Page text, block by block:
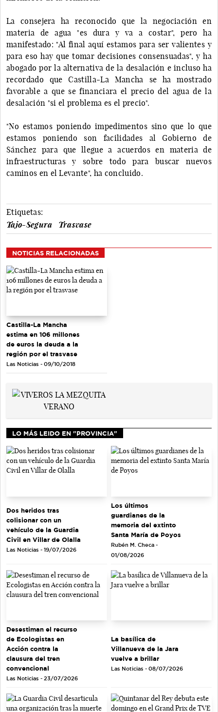
La consejera ha reconocido que la negociación en
materia de agua "es dura y va a costar", pero ha
manifestado: "Al final aquí estamos para ser valientes y
para eso hay que tomar decisiones consensuadas", y ha
abogado por la alternativa de la desalación e incluso ha
recordado que Castilla-La Mancha se ha mostrado
favorable a que se financiara el precio del agua de la
desalación "si el problema es el precio".
"No estamos poniendo impedimentos sino que lo que
estamos poniendo son facilidades al Gobierno de
Sánchez para que llegue a acuerdos en materia de
infraestructuras y sobre todo para buscar nuevos
caminos en el Levante", ha concluido.
Etiquetas:
Tajo-Segura
Trasvase
NOTICIAS RELACIONADAS
Castilla-La Mancha
estima en 106 millones
de euros la deuda a la
región por el trasvase
Las Noticias - 09/10/2018
LO MÁS LEIDO EN "PROVINCIA"
Dos heridos tras
colisionar con un
vehículo de la Guardia
Civil en Villar de Olalla
Las Noticias - 19/07/2026
Los últimos
guardianes de la
memoria del extinto
Santa María de Poyos
Rubén M. Checa -
01/08/2026
Desestiman el recurso
de Ecologistas en
Acción contra la
clausura del tren
convencional
Las Noticias - 23/07/2026
La basílica de
Villanueva de la Jara
vuelve a brillar
Las Noticias - 08/07/2026